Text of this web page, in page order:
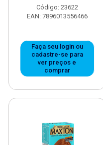
Código: 23622
EAN: 7896013556466
Faça seu login ou
cadastre-se para
ver preços e
comprar